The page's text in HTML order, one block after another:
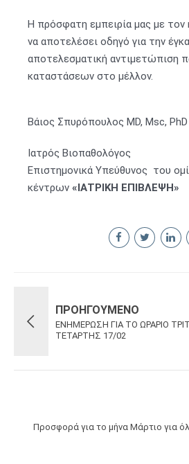
Η πρόσφατη εμπειρία μας με τον
να αποτελέσει οδηγό για την
αποτελεσματική αντιμετώπιση
καταστάσεων στο μέλλον.
Βάιος Σπυρόπουλος MD, Msc, PhD
Ιατρός Βιοπαθολόγος
Επιστημονικά Υπεύθυνος του
κέντρων «ΙΑΤΡΙΚΗ ΕΠΙΒΛΕΨΗ»
ΠΡΟΗΓΟΎΜΕΝΟ
ΕΝΗΜΕΡΩΣΗ ΓΙΑ ΤΟ ΩΡΑΡΙΟ
ΤΕΤΑΡΤΗΣ 17/02
Προσφορά για το μήνα Μάρτιο για